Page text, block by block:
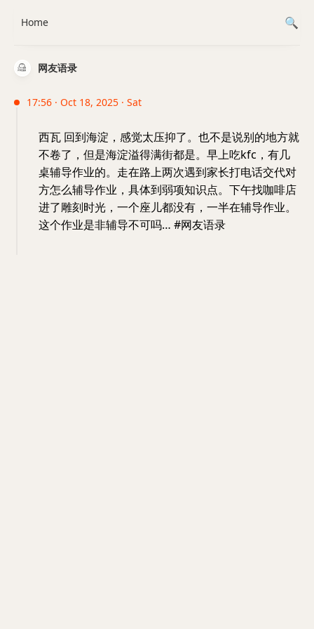
网友语录
17:56 · Oct 18, 2025 · Sat
西瓦 回到海淀，感觉太压抑了。也不是说别的地方就
不卷了，但是海淀溢得满街都是。早上吃kfc，有几
桌辅导作业的。走在路上两次遇到家长打电话交代对
方怎么辅导作业，具体到弱项知识点。下午找咖啡店
进了雕刻时光，一个座儿都没有，一半在辅导作业。
这个作业是非辅导不可吗… #网友语录
Home